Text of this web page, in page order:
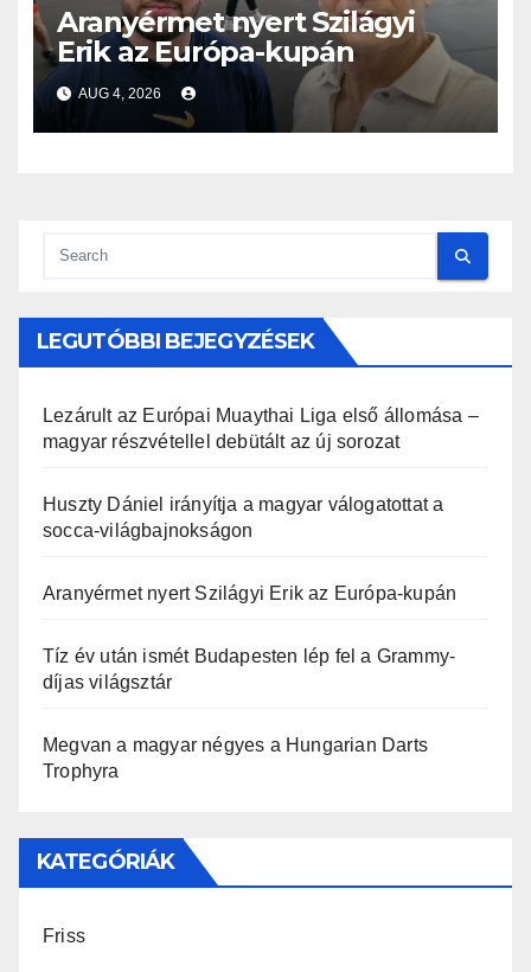
Aranyérmet nyert Szilágyi
Erik az Európa-kupán
AUG 4, 2026
LEGUTÓBBI BEJEGYZÉSEK
Lezárult az Európai Muaythai Liga első állomása –
magyar részvétellel debütált az új sorozat
Huszty Dániel irányítja a magyar válogatottat a
socca-világbajnokságon
Aranyérmet nyert Szilágyi Erik az Európa-kupán
Tíz év után ismét Budapesten lép fel a Grammy-
díjas világsztár
Megvan a magyar négyes a Hungarian Darts
Trophyra
KATEGÓRIÁK
Friss